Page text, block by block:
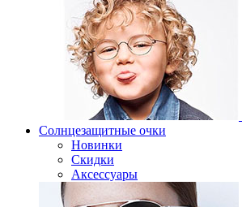
Солнцезащитные очки
Новинки
Скидки
Аксессуары